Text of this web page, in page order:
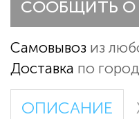
СООБЩИТЬ О
Самовывоз из
Доставка по
ОПИСАНИЕ